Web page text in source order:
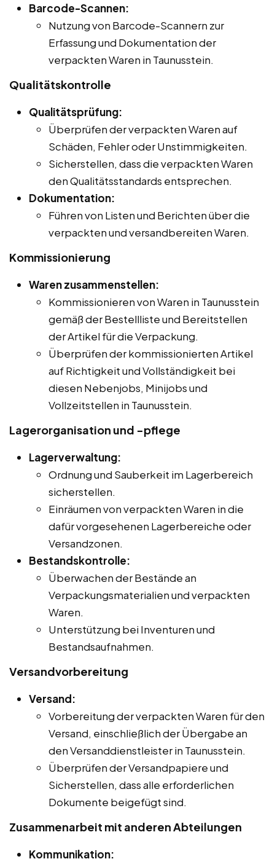
Barcode-Scannen:
Nutzung von Barcode-Scannern zur
Erfassung und Dokumentation der
verpackten Waren in Taunusstein.
Qualitätskontrolle
Qualitätsprüfung:
Überprüfen der verpackten Waren auf
Schäden, Fehler oder Unstimmigkeiten.
Sicherstellen, dass die verpackten Waren
den Qualitätsstandards entsprechen.
Dokumentation:
Führen von Listen und Berichten über die
verpackten und versandbereiten Waren.
Kommissionierung
Waren zusammenstellen:
Kommissionieren von Waren in Taunusstein
gemäß der Bestellliste und Bereitstellen
der Artikel für die Verpackung.
Überprüfen der kommissionierten Artikel
auf Richtigkeit und Vollständigkeit bei
diesen Nebenjobs, Minijobs und
Vollzeitstellen in Taunusstein.
Lagerorganisation und -pflege
Lagerverwaltung:
Ordnung und Sauberkeit im Lagerbereich
sicherstellen.
Einräumen von verpackten Waren in die
dafür vorgesehenen Lagerbereiche oder
Versandzonen.
Bestandskontrolle:
Überwachen der Bestände an
Verpackungsmaterialien und verpackten
Waren.
Unterstützung bei Inventuren und
Bestandsaufnahmen.
Versandvorbereitung
Versand:
Vorbereitung der verpackten Waren für den
Versand, einschließlich der Übergabe an
den Versanddienstleister in Taunusstein.
Überprüfen der Versandpapiere und
Sicherstellen, dass alle erforderlichen
Dokumente beigefügt sind.
Zusammenarbeit mit anderen Abteilungen
Kommunikation: